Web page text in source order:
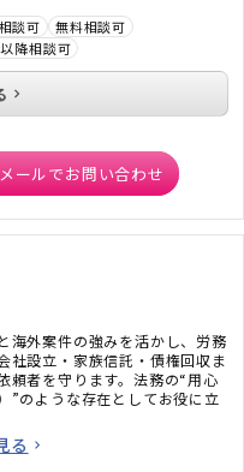
談可
無料相談可
降相談可
ールでお問い合わせ
海外案件の強みを活かし、労務
社設立・家族信託・債権回収ま
頼者を守ります。法務の“用心
”のような存在としてお役に立
る